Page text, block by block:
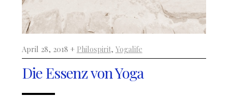
April 28, 2018 + Philospirit, Yogalife
Die Essenz von Yoga